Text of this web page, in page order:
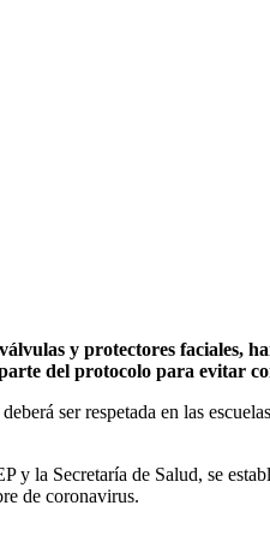
y protectores faciales,
del protocolo para evitar
ser respetada en las
la Secretaría de Salud, se
de coronavirus.